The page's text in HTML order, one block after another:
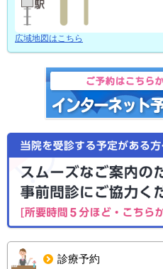
広域地図はこちら
診療予約